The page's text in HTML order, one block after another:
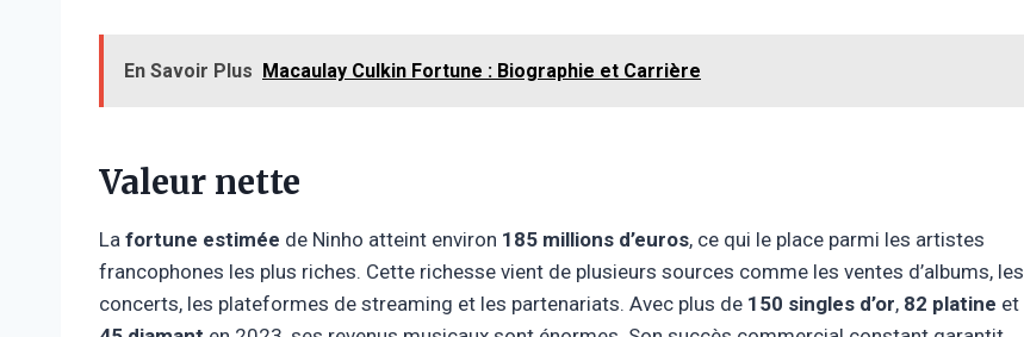
En Savoir Plus Macaulay Culkin Fortune : Biographie et Carrière
Valeur nette
La fortune estimée de Ninho atteint environ 185 millions d’euros, ce qui le place parmi les artistes
francophones les plus riches. Cette richesse vient de plusieurs sources comme les ventes d’albums, les
concerts, les plateformes de streaming et les partenariats. Avec plus de 150 singles d’or, 82 platine et